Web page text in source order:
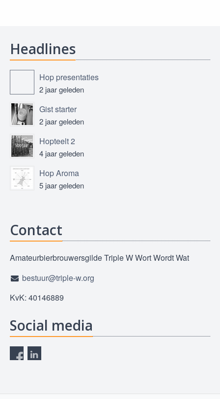
Headlines
Hop presentaties
2 jaar geleden
Gist starter
2 jaar geleden
Hopteelt 2
4 jaar geleden
Hop Aroma
5 jaar geleden
Contact
Amateurbierbrouwersgilde Triple W Wort Wordt Wat
bestuur@triple-w.org
KvK: 40146889
Social media